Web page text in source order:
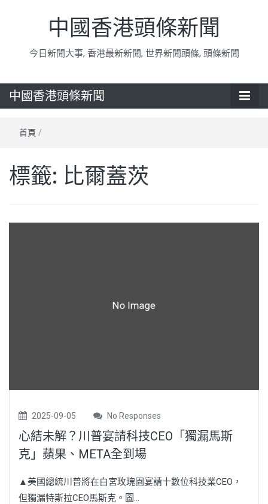
中國香港頭條新聞
今日新聞大事, 香港最新新聞, 世界新聞頭條, 頭條新聞
中國香港頭條新聞
首頁 /
標籤: 比爾蓋茨
2025-09-05 No Responses
心結未解？川普宴請科技CEO「獨漏馬斯
克」蘋果、META全到場
▲美國總統川普將在白宮玫瑰園宴請十數位科技業CEO，
但獨漏特斯拉CEO馬斯克。圖...